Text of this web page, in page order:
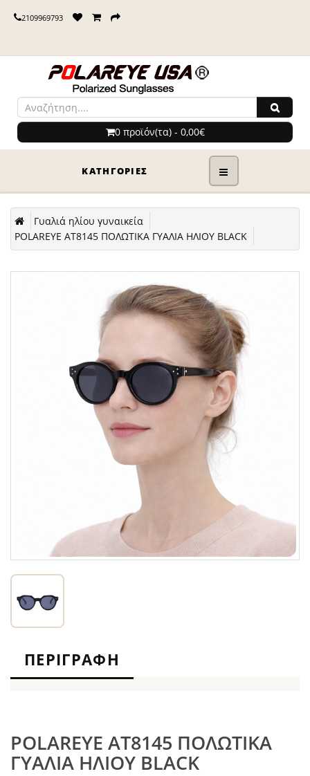
2109969793
0 προϊόν(τα) - 0,00€
ΚΑΤΗΓΟΡΊΕΣ
Γυαλιά ηλίου γυναικεία
POLAREYE AT8145 ΠΟΛΩΤΙΚΑ ΓΥΑΛΙΑ ΗΛΙΟΥ BLACK
ΠΕΡΙΓΡΑΦΉ
POLAREYE AT8145 ΠΟΛΩΤΙΚΑ
ΓΥΑΛΙΑ ΗΛΙΟΥ BLACK